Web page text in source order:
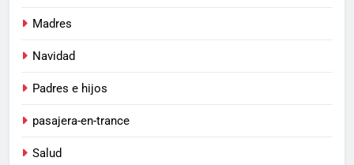
Madres
Navidad
Padres e hijos
pasajera-en-trance
Salud